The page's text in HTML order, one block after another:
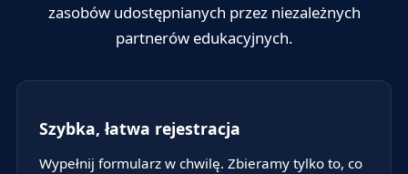
zasobów udostępnianych przez niezależnych
partnerów edukacyjnych.
Szybka, łatwa rejestracja
Wypełnij formularz w chwilę. Zbieramy tylko to, co